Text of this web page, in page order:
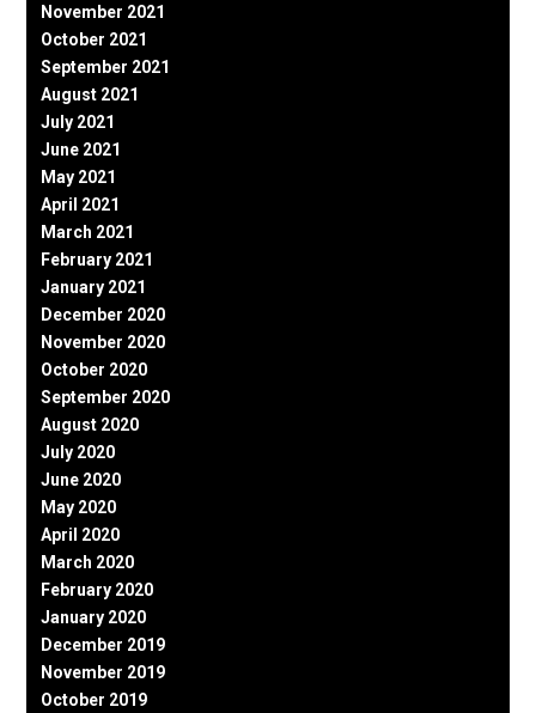
November 2021
October 2021
September 2021
August 2021
July 2021
June 2021
May 2021
April 2021
March 2021
February 2021
January 2021
December 2020
November 2020
October 2020
September 2020
August 2020
July 2020
June 2020
May 2020
April 2020
March 2020
February 2020
January 2020
December 2019
November 2019
October 2019